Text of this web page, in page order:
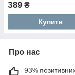
389 ₴
Купити
Про нас
93% позитивних